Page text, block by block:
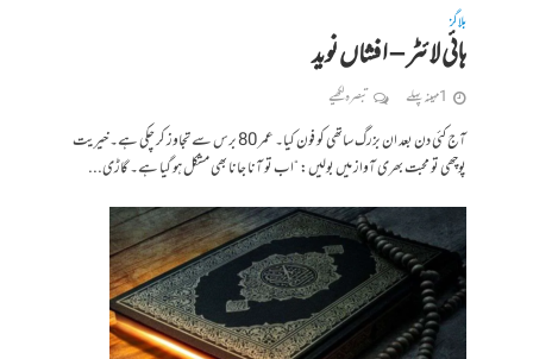
بلاگز
ہائی لائٹر – افشاں نوید
1 مہینہ پہلے تبصرہ لکھیے
آج کئی دن بعد ان بزرگ ساتھی کو فون کیا۔ عمر 80 برس سے تجاوز کر چکی ہے۔ خیریت
پوچھی تو محبت بھری آواز میں بولیں: “اب تو آنا جانا بھی مشکل ہو گیا ہے۔ گاڑی...